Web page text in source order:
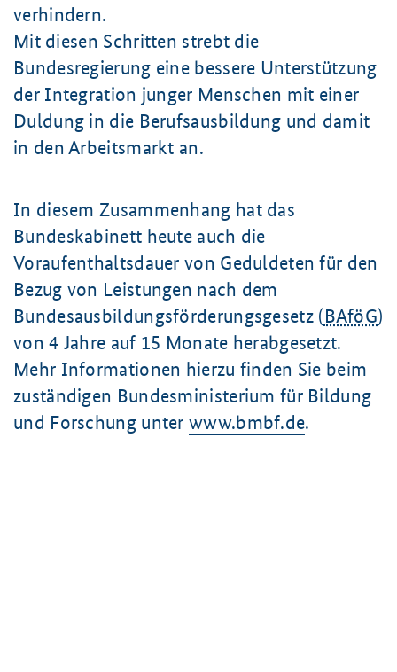
verhindern.
Mit diesen Schritten strebt die
Bundesregierung eine bessere Unterstützung
der Integration junger Menschen mit einer
Duldung in die Berufsausbildung und damit
in den Arbeitsmarkt an.
In diesem Zusammenhang hat das
Bundeskabinett heute auch die
Voraufenthaltsdauer von Geduldeten für den
Bezug von Leistungen nach dem
Bundesausbildungsförderungsgesetz (BAföG)
von 4 Jahre auf 15 Monate herabgesetzt.
Mehr Informationen hierzu finden Sie beim
zuständigen Bundesministerium für Bildung
und Forschung unterwww.bmbf.de.